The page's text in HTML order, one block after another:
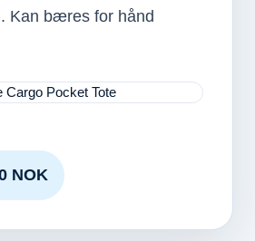
Kan bæres for hånd
NOK